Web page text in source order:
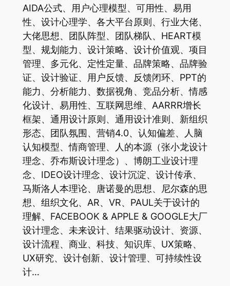
AIDA公式、用户心理模型、可用性、易用
性、设计心理学、各大平台原则、行业大佬、
大佬思想、团队阵型、团队梯队、HEART模
型、规划能力、设计策略、设计价值观、项目
管理、多元化、定性定量、品牌策略、品牌验
证、设计验证、用户反馈、反馈闭环、PPT的
能力、分析能力、数据视角、竞品分析、情感
化设计、易用性、互联网思维、AARRR增长
框架、通用设计原则、通用设计准则、新组织
形态、团队氛围、营销4.0、认知偏差、人脑
认知模型、情商管理、人的本源（张小龙设计
理念、乔布斯设计理念）、博朗工业设计理
念、IDEO设计理念、设计沉淀、设计传承、
马斯洛人本理论、唐诺曼的思想、尼尔森的思
想、组织文化、AR、VR、PAUL关于设计的
理解、FACEBOOK & APPLE & GOOGLE大厂
设计理念、未来设计、结果驱动设计、资源、
设计流程、商业、科技、知识库、UX策略、
UX研究、设计创新、设计管理、可持续性设
计…